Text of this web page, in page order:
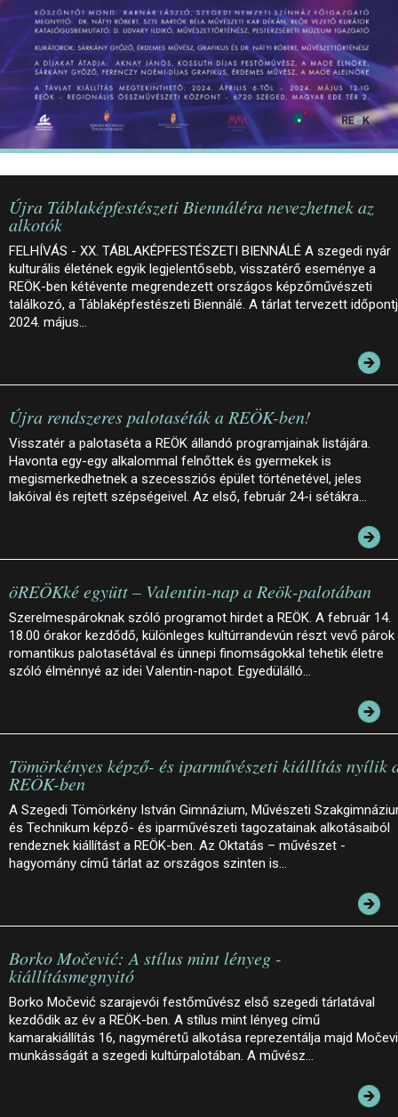
Újra Táblaképfestészeti Biennáléra nevezhetnek az
alkotók
FELHÍVÁS - XX. TÁBLAKÉPFESTÉSZETI BIENNÁLÉ A szegedi nyár
kulturális életének egyik legjelentősebb, visszatérő eseménye a
REÖK-ben kétévente megrendezett országos képzőművészeti
találkozó, a Táblaképfestészeti Biennálé. A tárlat tervezett
2024. május…
Újra rendszeres palotaséták a REÖK-ben!
Visszatér a palotaséta a REÖK állandó programjainak listájára.
Havonta egy-egy alkalommal felnőttek és gyermekek is
megismerkedhetnek a szecessziós épület történetével, jeles
lakóival és rejtett szépségeivel. Az első, február 24-i sétákra…
öREÖKké együtt – Valentin-nap a Reök-palotában
Szerelmespároknak szóló programot hirdet a REÖK. A február 14.
18.00 órakor kezdődő, különleges kultúrrandevún részt vevő párok
romantikus palotasétával és ünnepi finomságokkal tehetik életre
szóló élménnyé az idei Valentin-napot. Egyedülálló…
Tömörkényes képző- és iparművészeti kiállítás nyílik
REÖK-ben
A Szegedi Tömörkény István Gimnázium, Művészeti
és Technikum képző- és iparművészeti tagozatainak alkotásaiból
rendeznek kiállítást a REÖK-ben. Az Oktatás – művészet -
hagyomány című tárlat az országos szinten is…
Borko Močević: A stílus mint lényeg -
kiállításmegnyitó
Borko Močević szarajevói festőművész első szegedi tárlatával
kezdődik az év a REÖK-ben. A stílus mint lényeg című
kamarakiállítás 16, nagyméretű alkotása reprezentálja majd
munkásságát a szegedi kultúrpalotában. A művész…